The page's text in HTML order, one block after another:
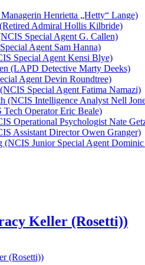
Henrietta „Hetty“ Lange)
Admiral Hollis Kilbride)
Special Agent G. Callen)
Agent Sam Hanna)
Special Agent Kensi Blye)
(LAPD Detective Marty Deeks)
Agent Devin Roundtree)
Special Agent Fatima Namazi)
(NCIS Intelligence Analyst Nell
Tech Operator Eric Beale)
Operational Psychologist Nate
Assistant Director Owen Granger)
(NCIS Junior Special Agent
Keller (Rosetti))